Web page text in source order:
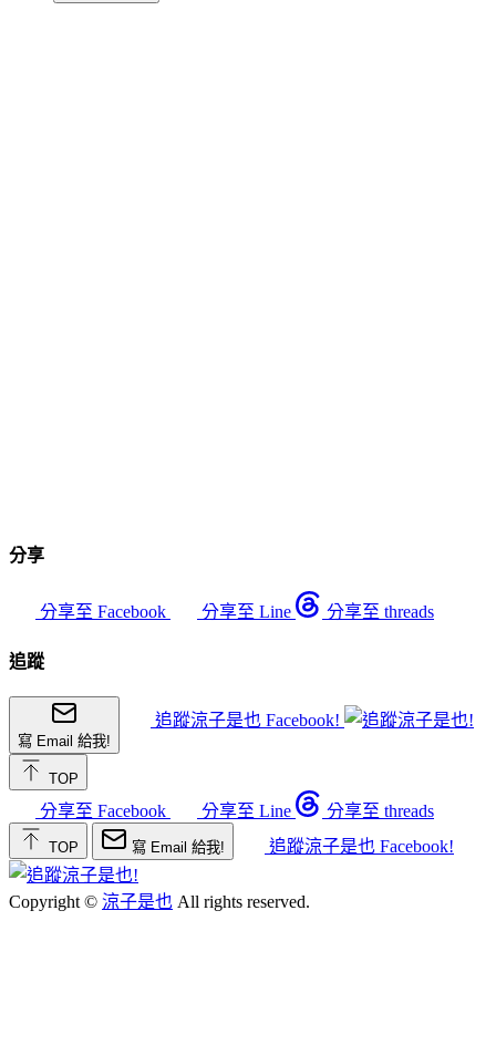
分享
分享至 Facebook 分享至 Line 分享至 threads
追蹤
寫 Email 給我!
追蹤涼子是也 Facebook!
TOP
分享至 Facebook 分享至 Line 分享至 threads
TOP 寫 Email 給我! 追蹤涼子是也 Facebook!
Copyright © 涼子是也 All rights reserved.